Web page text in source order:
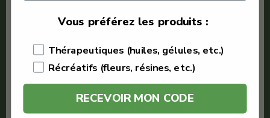
€4.75
Maison Nassoy Le Baron
Nepal Cream CBD
Quantité : 1g
Meilleure résine CBD
Vous préférez les produits :
Thérapeutiques (huiles, gélules, etc.)
Récréatifs (fleurs, résines, etc.)
RECEVOIR MON CODE